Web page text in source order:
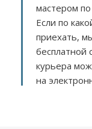
мастером
Если по
приехать,
бесплатной
курьера
на